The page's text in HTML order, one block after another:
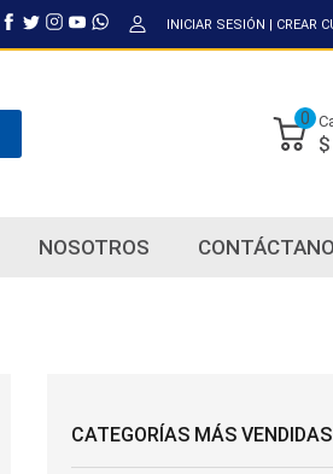
INICIAR SESIÓN | CREAR
0
NOSOTROS
CATEGORÍAS MÁS VENDIDAS